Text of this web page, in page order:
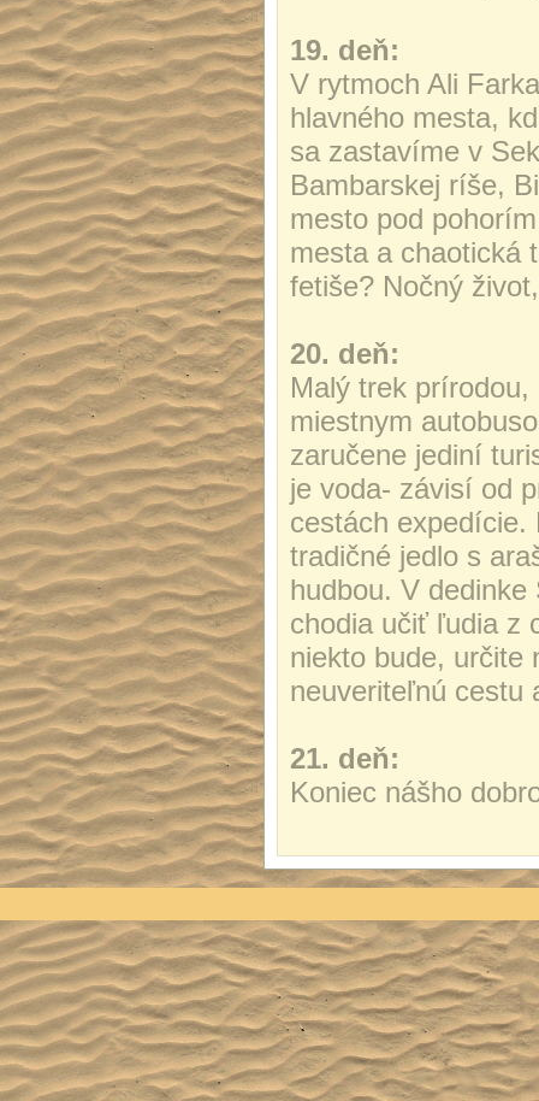
19. deň:
V rytmoch Ali
hlavného mesta,
sa zastavíme v
Bambarskej ríše,
mesto pod
mesta a chaotická
fetiše? Nočný
20. deň:
Malý trek
miestnym
zaručene jediní
je voda- závisí od
cestách
tradičné jedlo s
hudbou. V
chodia učiť ľudia z
niekto bude, určite
neuveriteľnú cestu
21. deň:
Koniec nášho